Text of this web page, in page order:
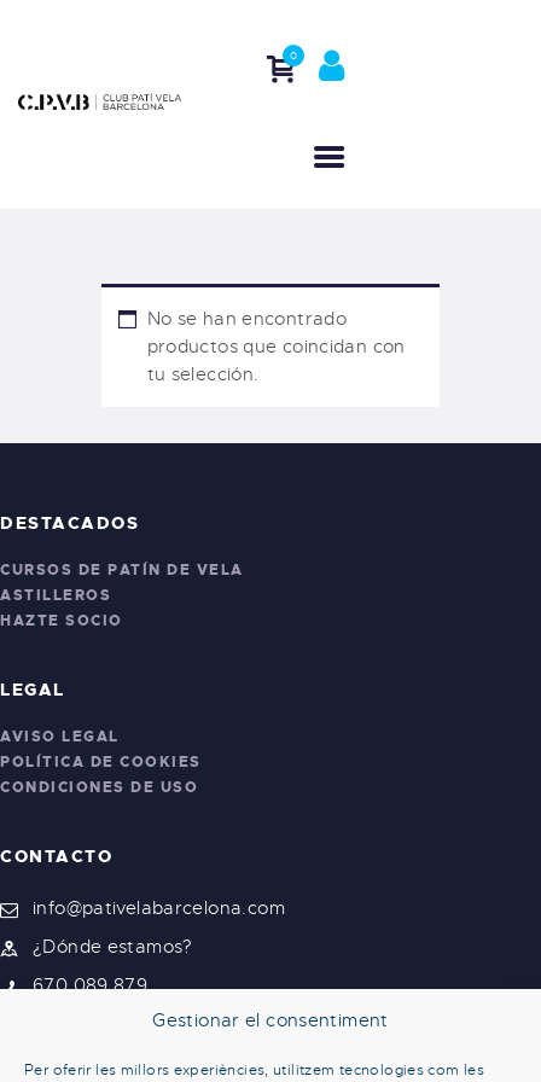
Gestionar el consentiment
Per oferir les millors experiències, utilitzem tecnologies com les
0
CONTACTO
No se han encontrado
productos que coincidan con
tu selección.
DESTACADOS
CURSOS DE PATÍN DE VELA
ASTILLEROS
HAZTE SOCIO
LEGAL
AVISO LEGAL
POLÍTICA DE COOKIES
CONDICIONES DE USO
CONTACTO
info@pativelabarcelona.com
¿Dónde estamos?
670 089 879